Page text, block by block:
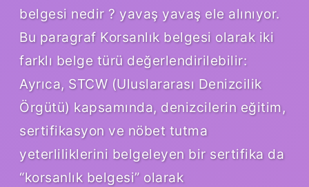
belgesi nedir ? yavaş yavaş ele alınıyor.
Bu paragraf Korsanlık belgesi olarak iki
farklı belge türü değerlendirilebilir:
Ayrıca, STCW (Uluslararası Denizcilik
Örgütü) kapsamında, denizcilerin eğitim,
sertifikasyon ve nöbet tutma
yeterliliklerini belgeleyen bir sertifika da
“korsanlık belgesi” olarak